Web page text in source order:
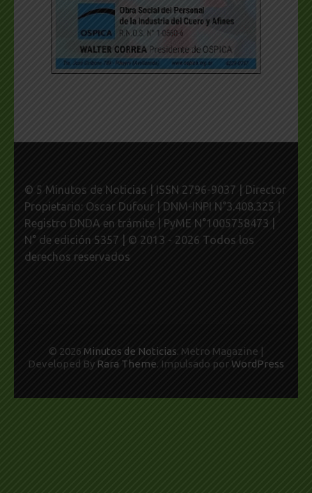
© 5 Minutos de Noticias | ISSN 2796-9037 | Director
Propietario: Oscar Dufour | DNM-INPI N°3.408.325 |
Registro DNDA en trámite | PyME N°1005758473 |
N° de edición 5357 | © 2013 - 2026 Todos los
derechos reservados
© 2026 Minutos de Noticias. Metro Magazine |
Developed By Rara Theme. Impulsado por WordPress